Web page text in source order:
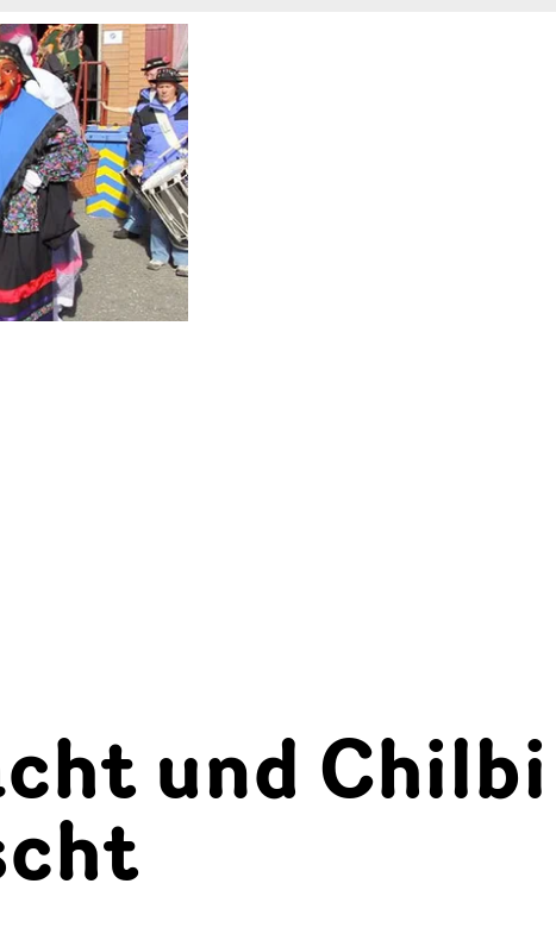
und Chilbi